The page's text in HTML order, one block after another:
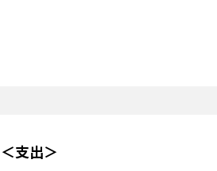
＜支出＞